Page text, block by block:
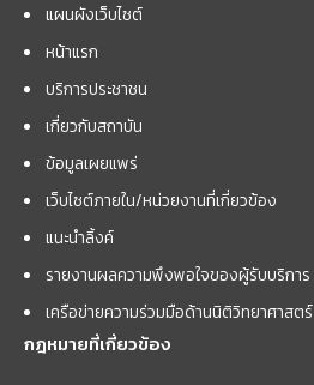
แผนผังเว็บไซต์
หน้าแรก
บริการประชาชน
เกี่ยวกับสถาบัน
ข้อมูลเผยแพร่
เว็บไซต์ภายใน/หน่วยงานที่เกี่ยวข้อง
แนะนำลิ้งค์
รายงานผลความพึงพอใจของผู้รับบริการ
เครือข่ายความร่วมมือด้านนิติวิทยาศาสตร์
กฎหมายที่เกี่ยวข้อง